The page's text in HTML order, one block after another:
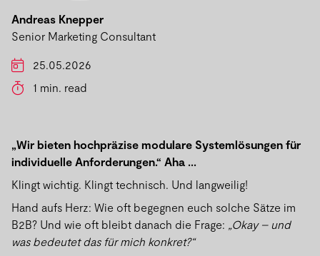
Andreas Knepper
Senior Marketing Consultant
25.05.2026
1 min. read
„Wir bieten hochpräzise modulare Systemlösungen für
individuelle Anforderungen.“ Aha ...
Klingt wichtig. Klingt technisch. Und langweilig!
Hand aufs Herz: Wie oft begegnen euch solche Sätze im
B2B? Und wie oft bleibt danach die Frage: „Okay – und
was bedeutet das für mich konkret?“